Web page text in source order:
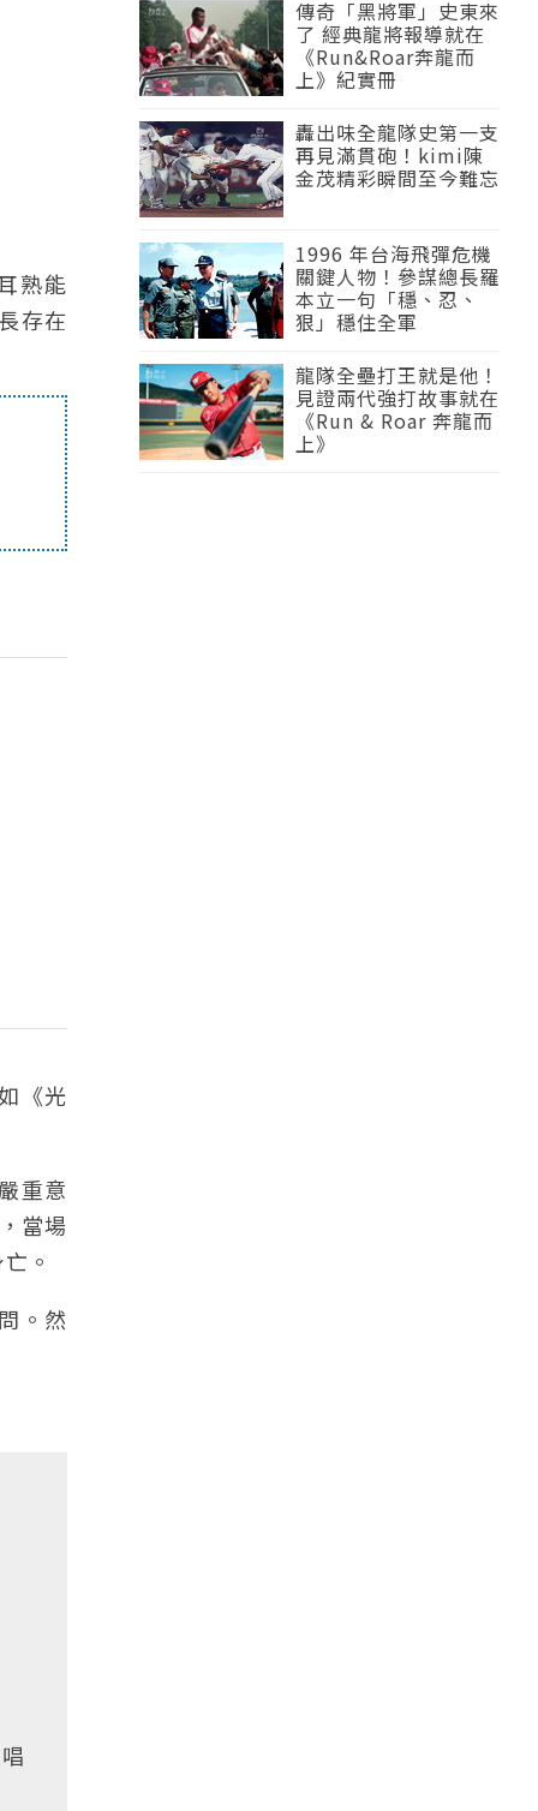
熟能
存在
《光
重意
當場
。
。然
傳奇「黑將軍」史東來
了 經典龍將報導就在
《Run&Roar奔龍而
上》紀實冊
轟出味全龍隊史第一支
再見滿貫砲！kimi陳
金茂精彩瞬間至今難忘
1996 年台海飛彈危機
關鍵人物！參謀總長羅
本立一句「穩、忍、
狠」穩住全軍
龍隊全壘打王就是他！
見證兩代強打故事就在
《Run & Roar 奔龍而
上》